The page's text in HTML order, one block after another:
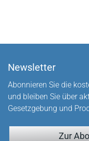
Newsletter
Abonnieren Sie die
und bleiben Sie über
Gesetzgebung und
Zur